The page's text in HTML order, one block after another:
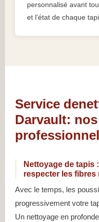
personnalisé avant
et l’état de chaque
Service
Darvault:
Nettoyage de tapis
respecter les fibres
Avec le temps, les
progressivement votre
Un nettoyage en